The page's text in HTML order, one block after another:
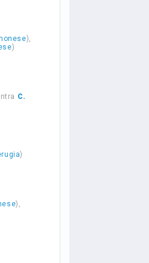
),
)
C.
)
),